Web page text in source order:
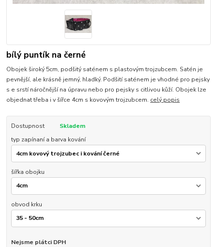
bílý puntík na černé
Obojek široký 5cm, podšitý saténem s plastovým trojzubcem. Satén je
pevnější, ale krásně jemný, hladký. Podšití saténem je vhodné pro pejsky
s e srstí náročnější na úpravu nebo pro pejsky s citlivou kůží. Obojek lze
objednat třeba i v šířce 4cm s kovovým trojzubcem. celý popis
Dostupnost
Skladem
typ zapínaní a barva kování
šířka obojku
obvod krku
Nejsme plátci DPH